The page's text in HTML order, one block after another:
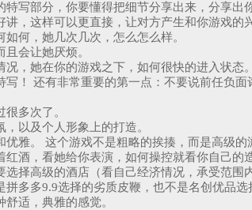
写部分，你要懂得把细节分享出来，分享出
，这样可以更直接，让对方产生和你游戏的
何，她几次几次，怎么怎么样。
会让她厌烦。
，她在你的游戏之下，如何很快的进入状态。
！ 还有非常重要的第一点：不要说前任负面
多次了。
以及个人形象上的打造。
雅。 这个游戏不是粗略的挨揍，而是高级的
酒，看她给你表演，如何操控就看你自己的
选择高级的酒店（看自己经济情况，承受范
多多9.9选择的劣质皮鞭，也不是名创优品选
适，典雅的感觉。